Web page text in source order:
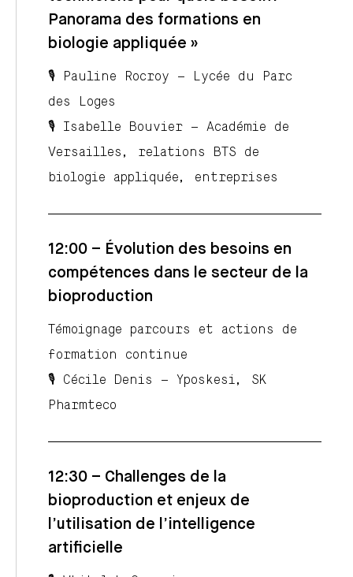
Panorama des formations en
biologie appliquée »
🎙️ Pauline Rocroy – Lycée du Parc
des Loges
🎙️ Isabelle Bouvier – Académie de
Versailles, relations BTS de
biologie appliquée, entreprises
12:00 – Évolution des besoins en
compétences dans le secteur de la
bioproduction
Témoignage parcours et actions de
formation continue
🎙️ Cécile Denis – Yposkesi, SK
Pharmteco
12:30 – Challenges de la
bioproduction et enjeux de
l’utilisation de l’intelligence
artificielle